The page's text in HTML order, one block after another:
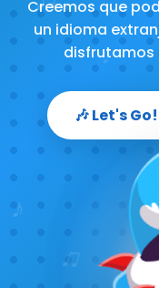
♪
♩
♫
Creemos que
un idioma
disfrutamos
🎶 Let's